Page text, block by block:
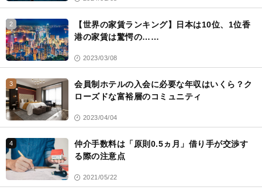
2
【世界の家賃ランキング】日本は10位、1位香
港の家賃は驚愕の……
2023/03/08
3
会員制ホテルの入会に必要な年収はいくら？ク
ローズドな富裕層のコミュニティ
2023/04/04
4
仲介手数料は「原則0.5ヵ月」借り手が交渉す
る際の注意点
2021/05/22